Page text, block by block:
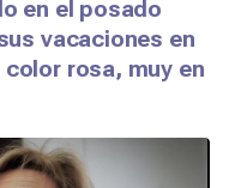
en el posado
vacaciones en
rosa, muy en